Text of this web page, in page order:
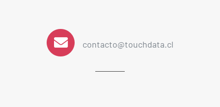
contacto@touchdata.cl